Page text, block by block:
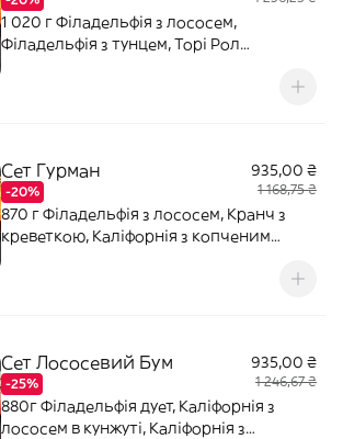
1 020 г Філадельфія з лососем,
Філадельфія з тунцем, Торі Рол
Соєвий соус - 80 мл (2 шт). Імбир - 20 г.
Сет Гурман
-20%
935,00 ₴
1 168,75 ₴
870 г Філадельфія з лососем, Кранч з
креветкою, Каліфорнія з копченим
Соєвий соус - 80 мл (2 шт). Імбир - 20 г.
Сет Лососевий Бум
-25%
935,00 ₴
1 246,67 ₴
880г Філадельфія дует, Каліфорнія з
лососем в кунжуті, Каліфорнія з